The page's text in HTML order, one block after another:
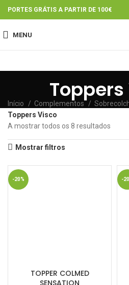
PORTES GRÁTIS A PARTIR DE 100€
MENU
Início Complementos
Toppers Visco
A mostrar todos os 8 resultados
Mostrar filtros
-20%
TOPPER COLMED
SENSATION
-